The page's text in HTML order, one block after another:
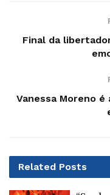
Final da
Vanessa Moreno
Related Posts